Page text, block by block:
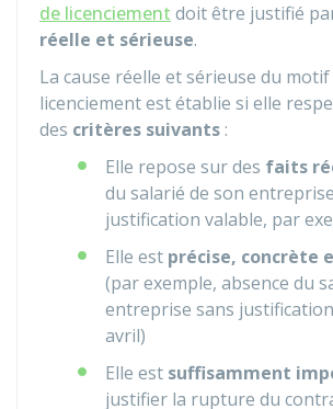
de licenciement doit être justifié
réelle et sérieuse.
La cause réelle et sérieuse du motif
licenciement est établie si elle
des critères suivants :
Elle repose sur des faits
du salarié de son
justification valable, par
Elle est précise, concrète
(par exemple, absence du
entreprise sans
avril)
Elle est suffisamment
justifier la rupture du